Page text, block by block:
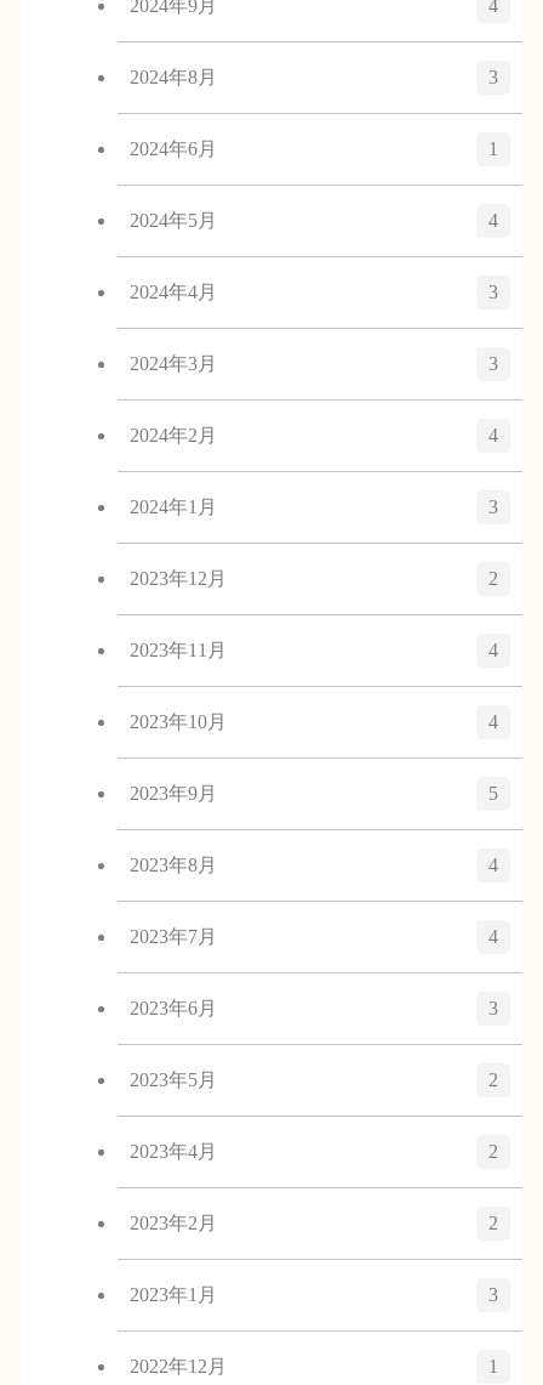
2024年9月 4
2024年8月 3
2024年6月 1
2024年5月 4
2024年4月 3
2024年3月 3
2024年2月 4
2024年1月 3
2023年12月 2
2023年11月 4
2023年10月 4
2023年9月 5
2023年8月 4
2023年7月 4
2023年6月 3
2023年5月 2
2023年4月 2
2023年2月 2
2023年1月 3
2022年12月 1